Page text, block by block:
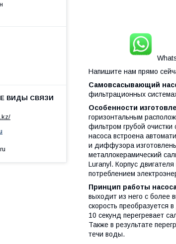
Напишите нам прямо
Самовсасывающий
фильтрационных
Особенности
горизонтальным
фильтром грубой
насоса встроена
и диффузора
металлокерамический
Luranyl. Корпус
потреблением
Принцип работы
выходит из него с более
скорость
10 секунд перегревает
Также в результате
течи воды.